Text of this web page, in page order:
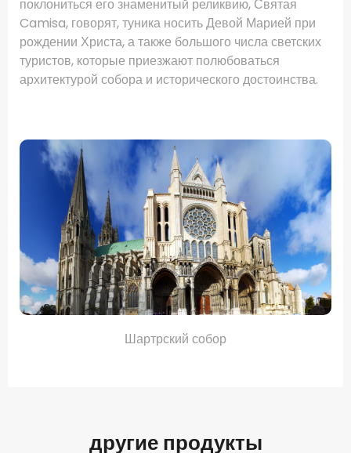
поклониться его знаменитый реликвию, Святая
Camisa, говорят, туника носитьДевой Марией при
рождении Христа, а также большого числа светских
туристов, которые приезжают полюбоваться
архитектурой собора и исторического достоинства.
Шартрский собор
другие продукты